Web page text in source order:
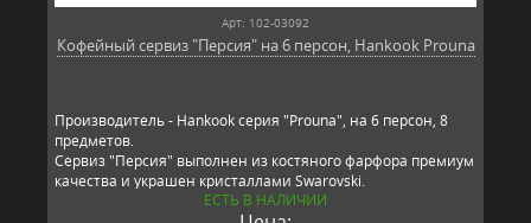
Арт: 102-03092
Кофейный сервиз "Персия" на 6 персон, Hankook Prouna
Производитель - Hankook серия "Prouna", на 6 персон, 8
предметов.
Сервиз "Персия" выполнен из костяного фарфора премиум
качества и украшен кристаллами Swarovski.
ЕСТЬ В НАЛИЧИИ